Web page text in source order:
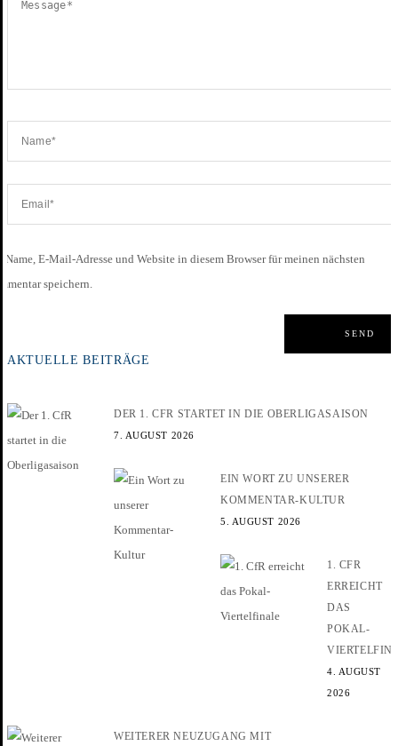
Name, E-Mail-Adresse und Website in diesem Browser für meinen nächsten
speichern.
AKTUELLE BEITRÄGE
DER 1. CFR STARTET IN DIE OBERLIGASAISON
7. AUGUST 2026
EIN WORT ZU UNSERER
KOMMENTAR-KULTUR
5. AUGUST 2026
1. CFR
ERREICHT
DAS
POKAL-
4. AUGUST
2026
WEITERER NEUZUGANG MIT